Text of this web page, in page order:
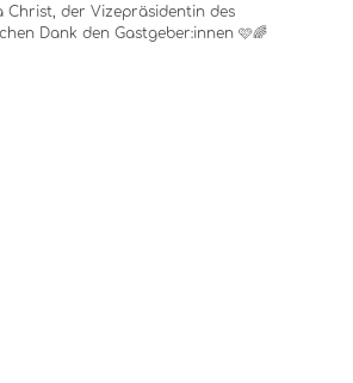
Christ, der Vizepräsidentin des
Dank den Gastgeber:innen 🩷🌈